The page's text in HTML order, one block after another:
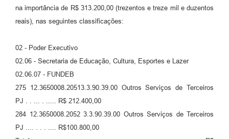
na importância de R$ 313.200,00 (trezentos e treze mil e duzentos
reais), nas seguintes classificações:
02 - Poder Executivo
02.06 - Secretaria de Educação, Cultura, Esportes e Lazer
02.06.07 - FUNDEB
275 12.3650008.20513.3.90.39.00 Outros Serviços de Terceiros
PJ . . ... . ..... R$ 212.400,00
284 12.3650008.2052 3.3.90.39.00 Outros Serviços de Terceiros
PJ .... . . . .... R$100.800,00